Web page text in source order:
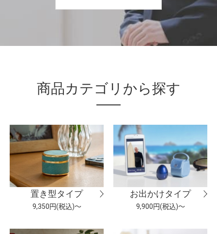
商品カテゴリから探す
置き型タイプ
9,350円(税込)～
お出かけタイプ
9,900円(税込)～